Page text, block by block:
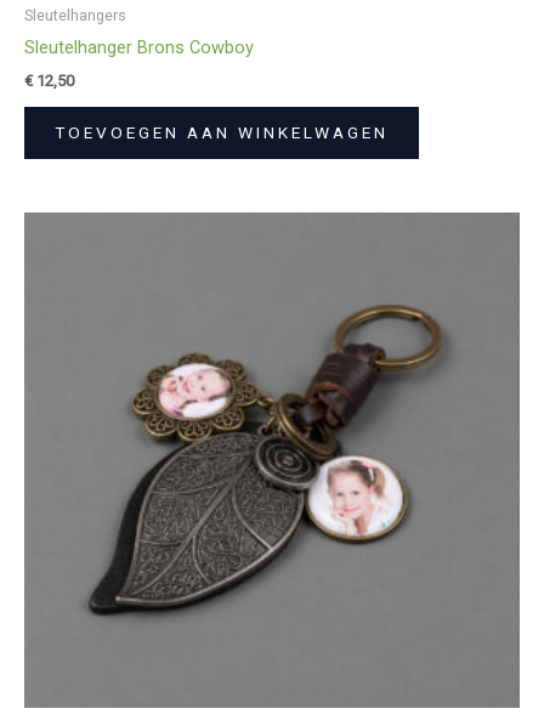
Sleutelhangers
Sleutelhanger Brons Cowboy
€12,50
TOEVOEGEN AAN WINKELWAGEN